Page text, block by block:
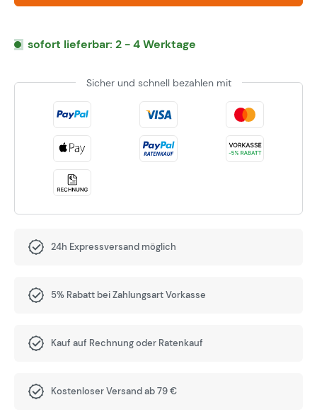
sofort lieferbar: 2 - 4 Werktage
Sicher und schnell bezahlen mit
24h Expressversand möglich
5% Rabatt bei Zahlungsart Vorkasse
Kauf auf Rechnung oder Ratenkauf
Kostenloser Versand ab 79 €